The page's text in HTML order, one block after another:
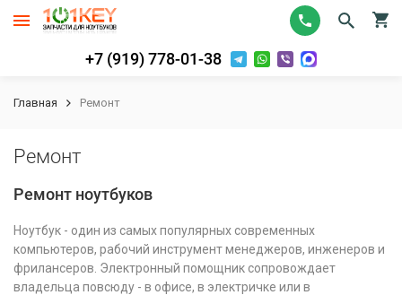
+7 (919) 778-01-38
Главная Ремонт
Ремонт
Ремонт ноутбуков
Ноутбук - один из самых популярных современных
компьютеров, рабочий инструмент менеджеров, инженеров и
фрилансеров. Электронный помощник сопровождает
владельца повсюду - в офисе, в электричке или в